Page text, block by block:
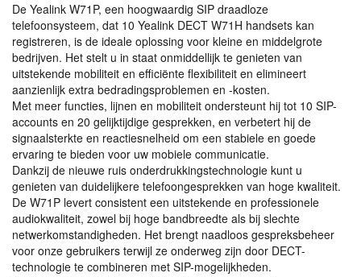
De Yealink W71P, een hoogwaardig SIP draadloze
telefoonsysteem, dat 10 Yealink DECT W71H handsets kan
registreren, is de ideale oplossing voor kleine en middelgrote
bedrijven. Het stelt u in staat onmiddellijk te genieten van
uitstekende mobiliteit en efficiënte flexibiliteit en elimineert
aanzienlijk extra bedradingsproblemen en -kosten.
Met meer functies, lijnen en mobiliteit ondersteunt hij tot 10 SIP-
accounts en 20 gelijktijdige gesprekken, en verbetert hij de
signaalsterkte en reactiesnelheid om een stabiele en goede
ervaring te bieden voor uw mobiele communicatie.
Dankzij de nieuwe ruis onderdrukkingstechnologie kunt u
genieten van duidelijkere telefoongesprekken van hoge kwaliteit.
De W71P levert consistent een uitstekende en professionele
audiokwaliteit, zowel bij hoge bandbreedte als bij slechte
netwerkomstandigheden. Het brengt naadloos gespreksbeheer
voor onze gebruikers terwijl ze onderweg zijn door DECT-
technologie te combineren met SIP-mogelijkheden.